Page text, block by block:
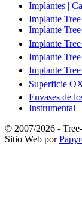
Implantes |
Implante
Implante
Implante
Implante
Implante
Superficie
Envases de
Instrumental
© 2007/2026 -
Sitio Web por